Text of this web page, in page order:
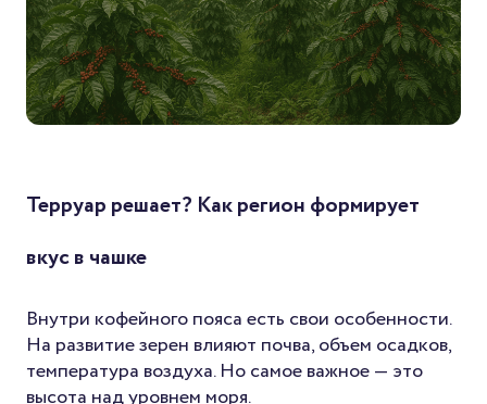
Терруар решает? Как регион формирует
вкус в чашке
Внутри кофейного пояса есть свои особенности.
На развитие зерен влияют почва, объем осадков,
температура воздуха. Но самое важное — это
высота над уровнем моря.